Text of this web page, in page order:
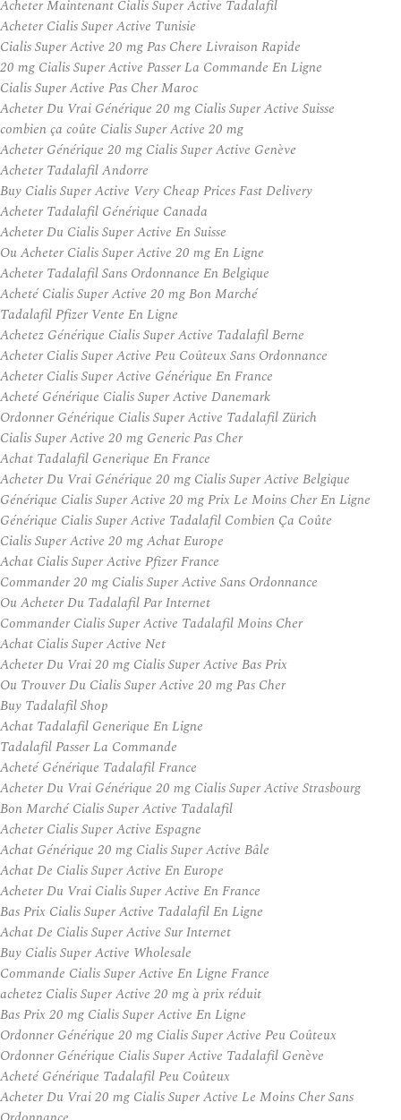
Acheter Maintenant Cialis Super Active Tadalafil
Acheter Cialis Super Active Tunisie
Cialis Super Active 20 mg Pas Chere Livraison Rapide
20 mg Cialis Super Active Passer La Commande En Ligne
Cialis Super Active Pas Cher Maroc
Acheter Du Vrai Générique 20 mg Cialis Super Active Suisse
combien ça coûte Cialis Super Active 20 mg
Acheter Générique 20 mg Cialis Super Active Genève
Acheter Tadalafil Andorre
Buy Cialis Super Active Very Cheap Prices Fast Delivery
Acheter Tadalafil Générique Canada
Acheter Du Cialis Super Active En Suisse
Ou Acheter Cialis Super Active 20 mg En Ligne
Acheter Tadalafil Sans Ordonnance En Belgique
Acheté Cialis Super Active 20 mg Bon Marché
Tadalafil Pfizer Vente En Ligne
Achetez Générique Cialis Super Active Tadalafil Berne
Acheter Cialis Super Active Peu Coûteux Sans Ordonnance
Acheter Cialis Super Active Générique En France
Acheté Générique Cialis Super Active Danemark
Ordonner Générique Cialis Super Active Tadalafil Zürich
Cialis Super Active 20 mg Generic Pas Cher
Achat Tadalafil Generique En France
Acheter Du Vrai Générique 20 mg Cialis Super Active Belgique
Générique Cialis Super Active 20 mg Prix Le Moins Cher En Ligne
Générique Cialis Super Active Tadalafil Combien Ça Coûte
Cialis Super Active 20 mg Achat Europe
Achat Cialis Super Active Pfizer France
Commander 20 mg Cialis Super Active Sans Ordonnance
Ou Acheter Du Tadalafil Par Internet
Commander Cialis Super Active Tadalafil Moins Cher
Achat Cialis Super Active Net
Acheter Du Vrai 20 mg Cialis Super Active Bas Prix
Ou Trouver Du Cialis Super Active 20 mg Pas Cher
Buy Tadalafil Shop
Achat Tadalafil Generique En Ligne
Tadalafil Passer La Commande
Acheté Générique Tadalafil France
Acheter Du Vrai Générique 20 mg Cialis Super Active Strasbourg
Bon Marché Cialis Super Active Tadalafil
Acheter Cialis Super Active Espagne
Achat Générique 20 mg Cialis Super Active Bâle
Achat De Cialis Super Active En Europe
Acheter Du Vrai Cialis Super Active En France
Bas Prix Cialis Super Active Tadalafil En Ligne
Achat De Cialis Super Active Sur Internet
Buy Cialis Super Active Wholesale
Commande Cialis Super Active En Ligne France
achetez Cialis Super Active 20 mg à prix réduit
Bas Prix 20 mg Cialis Super Active En Ligne
Ordonner Générique 20 mg Cialis Super Active Peu Coûteux
Ordonner Générique Cialis Super Active Tadalafil Genève
Acheté Générique Tadalafil Peu Coûteux
Acheter Du Vrai 20 mg Cialis Super Active Le Moins Cher Sans